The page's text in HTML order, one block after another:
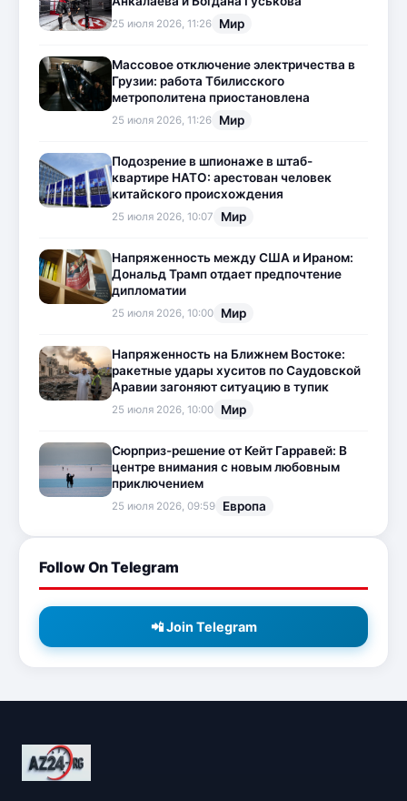
25 июля 2026, 11:26 Мир
Массовое отключение электричества в
Грузии: работа Тбилисского
метрополитена приостановлена
25 июля 2026, 11:26 Мир
Подозрение в шпионаже в штаб-
квартире НАТО: арестован человек
китайского происхождения
25 июля 2026, 10:07 Мир
Напряженность между США и Ираном:
Дональд Трамп отдает предпочтение
дипломатии
25 июля 2026, 10:00 Мир
Напряженность на Ближнем Востоке:
ракетные удары хуситов по Саудовской
Аравии загоняют ситуацию в тупик
25 июля 2026, 10:00 Мир
Сюрприз-решение от Кейт Гарравей: В
центре внимания с новым любовным
приключением
25 июля 2026, 09:59 Европа
Follow On Telegram
📲 Join Telegram